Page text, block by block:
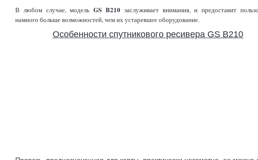
В любом случае, модельGS B210 заслуживает внимания, и предоставит
намного больше возможностей, чем их устаревшее оборудование.
Особенности спутникового ресивера GS B210